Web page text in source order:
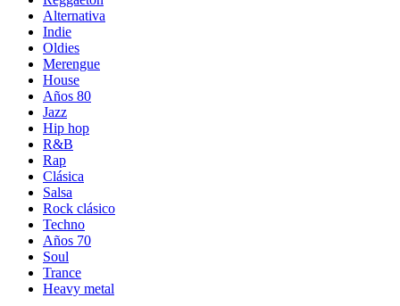
Alternativa
Indie
Oldies
Merengue
House
Años 80
Jazz
Hip hop
R&B
Rap
Clásica
Salsa
Rock clásico
Techno
Años 70
Soul
Trance
Heavy metal